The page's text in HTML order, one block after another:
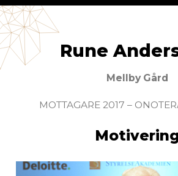
Rune
Mellby Gård
MOTTAGARE 2017 –